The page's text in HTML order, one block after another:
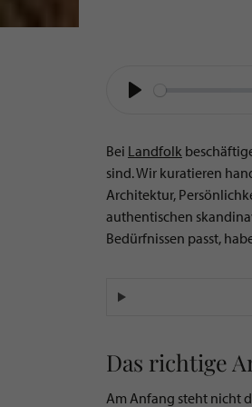
Bei Landfolk
sind. Wir kuratieren
Architektur,
authentischen
Bedürfnissen passt,
Das richtige
Am Anfang steht nicht